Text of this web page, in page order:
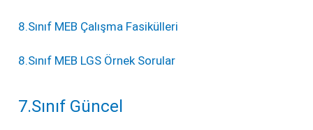
8.Sınıf MEB Çalışma Fasikülleri
8.Sınıf MEB LGS Örnek Sorular
7.Sınıf Güncel